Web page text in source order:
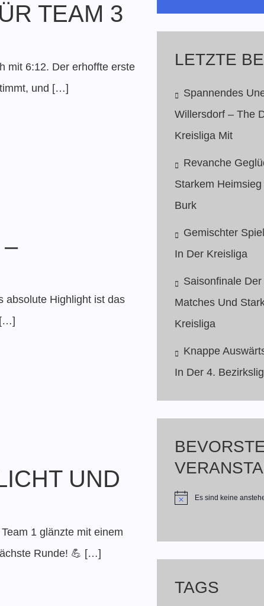
TEAM 3
mit 6:12. Der erhoffte erste
und […]
absolute Highlight ist das
[…]
UND
1 glänzte mit einem
Runde! 💪 […]
LETZTE
Spannendes
Willersdorf – The
Kreisliga Mit
Revanche
Starkem
Burk
Gemischter
In Der Kreisliga
Saisonfinale
Matches Und
Kreisliga
Knappe
In Der 4.
Es sind keine
TAGS